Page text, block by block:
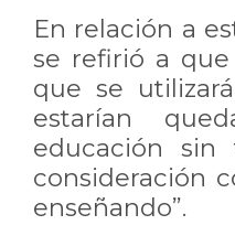
En relación a
se refirió a
que se
estarían
educación sin
consideración
enseñando”.